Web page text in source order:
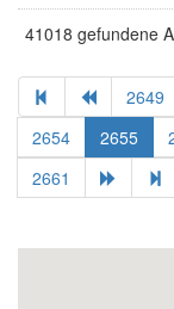
41018 gefundene
2649
2654
2655
2661